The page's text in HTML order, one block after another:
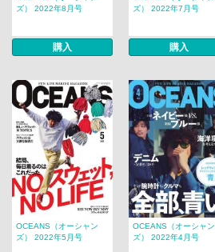
ズ） 2022年8月号
購入
ズ） 2022年7月号
購入
OCEANS（オーシャン
ズ） 2022年5月号
OCEANS（オーシャン
ズ） 2022年4月号